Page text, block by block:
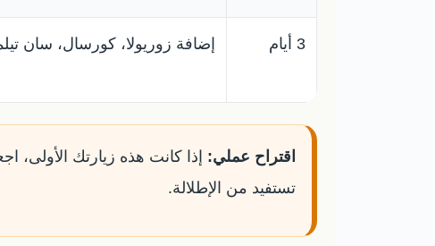
3 أيام إضافة زوريولا، كورسال، سان
اقتراح عملي: إذا كانت هذه زيارتك الأولى،
تستفيد من الإطلالة.